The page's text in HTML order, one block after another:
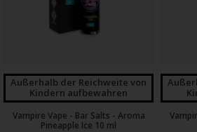
Außerhalb der Reichweite von
Kindern aufbewahren
Vampire Vape - Bar Salts - Aroma
Pineapple Ice 10 ml